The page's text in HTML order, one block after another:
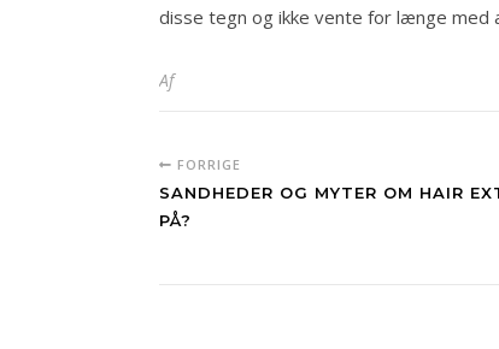
disse tegn og ikke vente for længe
Af
FORRIGE
SANDHEDER OG MYTER OM HAIR
PÅ?